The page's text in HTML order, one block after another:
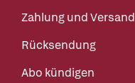
Zahlung und Versand
Rücksendung
Abo kündigen